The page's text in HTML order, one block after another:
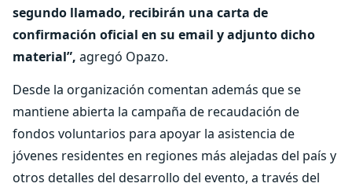
segundo llamado, recibirán una carta de
confirmación oficial en su email y adjunto dicho
material”, agregó Opazo.
Desde la organización comentan además que se
mantiene abierta la campaña de recaudación de
fondos voluntarios para apoyar la asistencia de
jóvenes residentes en regiones más alejadas del país y
otros detalles del desarrollo del evento, a través del